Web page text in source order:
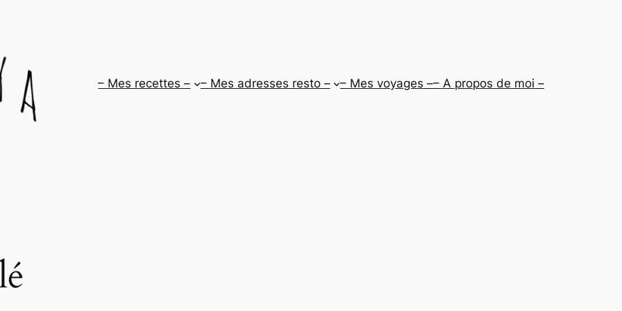
– Mes recettes – – Mes adresses resto – – Mes voyages –– A propos de moi –